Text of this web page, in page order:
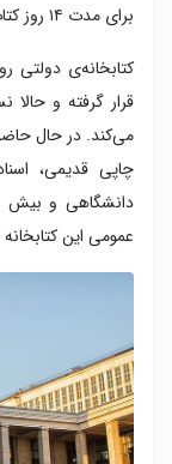
برای مدت ۱۴ روز کتاب قرض کنند.
کتابخانه‌ی دولتی
قرار گرفته و حالا
چاپی قدیمی،
عمومی این کتابخانه